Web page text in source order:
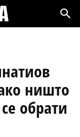
ништо
обрати